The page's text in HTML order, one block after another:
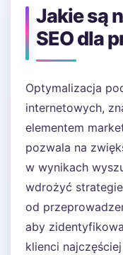
Jakie są
SEO dla
Optymalizacja
internetowych,
elementem
pozwala na
w wynikach
wdrożyć
od
aby
klienci